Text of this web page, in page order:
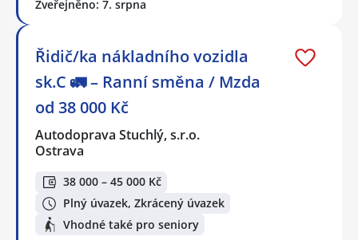
Zveřejněno: 7. srpna
Řidič/ka nákladního vozidla
sk.C 🚛 – Ranní směna / Mzda
od 38 000 Kč
Autodoprava Stuchlý, s.r.o.
Ostrava
38 000 – 45 000 Kč
Plný úvazek, Zkrácený úvazek
Vhodné také pro seniory